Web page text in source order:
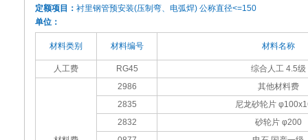
定额项目： 衬里钢管预安装(压制弯、电弧焊) 公称直径<=150
单位：
材料类别 材料编号 材料名称
人工费 RG45 综合人工 4.5级
2986
其他材料费
2835
尼龙砂轮片
2832
砂轮片 φ200